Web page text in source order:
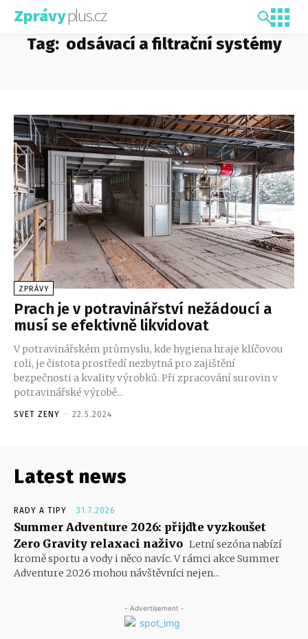
Zprávyplus.cz
Tag: odsávací a filtrační systémy
ZPRÁVY
Prach je v potravinářství nežádoucí a
musí se efektivně likvidovat
V potravinářském průmyslu, kde hygiena hraje klíčovou
roli, je čistota prostředí nezbytná pro zajištění
bezpečnosti a kvality výrobků. Při zpracování surovin v
potravinářské výrobě...
SVET ZENY - 22.5.2024
Latest news
RADY A TIPY 31.7.2026
Summer Adventure 2026: přijďte vyzkoušet
Zero Gravity relaxaci naživo Letní sezóna nabízí
kromě sportu a vody i něco navíc. V rámci akce Summer
Adventure 2026 mohou návštěvníci nejen...
- Advertisement -